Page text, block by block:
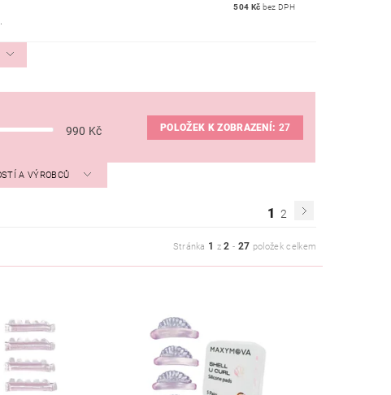
504 Kč bez DPH
990 Kč POLOŽEK K ZOBRAZENÍ: 27
A VÝROBCŮ
1 2
Stránka 1 z2 - 27 položek celkem